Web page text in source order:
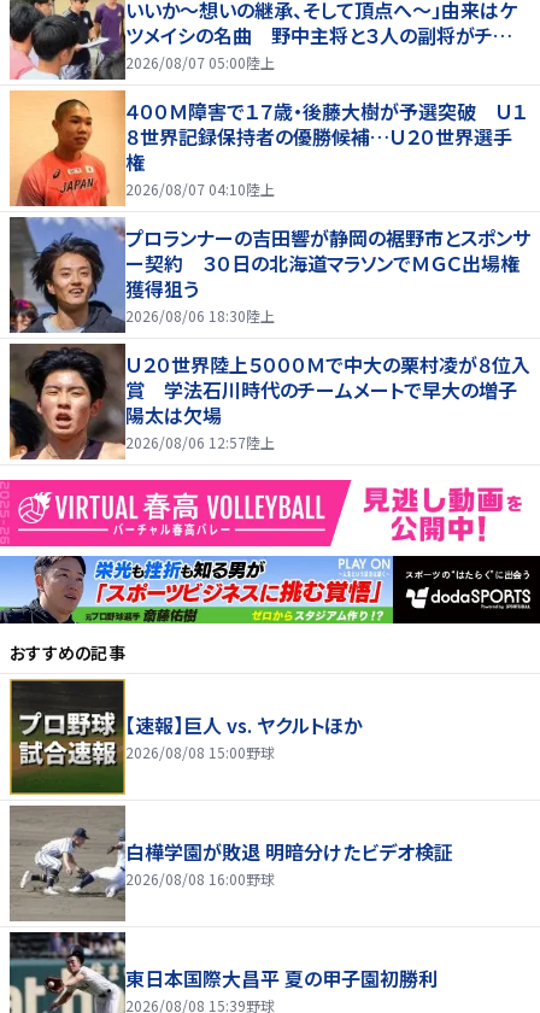
いいか～想いの継承、そして頂点へ～」由来はケ
ツメイシの名曲 野中主将と３人の副将がチーム
を引っ張る…夏合宿特集第１弾、国学院大
2026/08/07 05:00陸上
４００Ｍ障害で１７歳・後藤大樹が予選突破 Ｕ１
８世界記録保持者の優勝候補…Ｕ２０世界選手
権
2026/08/07 04:10陸上
プロランナーの吉田響が静岡の裾野市とスポンサ
ー契約 ３０日の北海道マラソンでＭＧＣ出場権
獲得狙う
2026/08/06 18:30陸上
Ｕ２０世界陸上５０００Ｍで中大の栗村凌が８位入
賞 学法石川時代のチームメートで早大の増子
陽太は欠場
2026/08/06 12:57陸上
おすすめの記事
【速報】巨人 vs. ヤクルトほか
2026/08/08 15:00野球
白樺学園が敗退 明暗分けたビデオ検証
2026/08/08 16:00野球
東日本国際大昌平 夏の甲子園初勝利
2026/08/08 15:39野球